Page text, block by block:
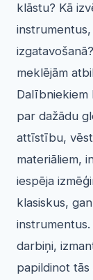
klāstu? Kā
meklējām
Dalībniekiem
par dažādu
attīstību,
materiāliem,
iespēja
klasiskus,
darbiņi,
papildinot